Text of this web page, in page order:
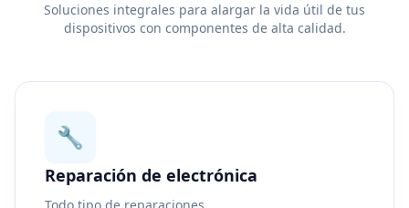
Soluciones integrales para alargar la vida útil de tus
dispositivos con componentes de alta calidad.
🔧
Reparación de electrónica